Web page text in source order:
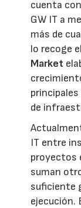
cuenta
GW IT a
más de
lo recoge
Market
de
IT entre
proyectos
suman
suficiente
ejecución.